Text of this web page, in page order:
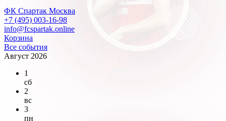
ФК Спартак Москва
+7 (495) 003-16-98
info@fcspartak.online
Корзина
Все события
Август 2026
1
сб
2
вс
3
пн